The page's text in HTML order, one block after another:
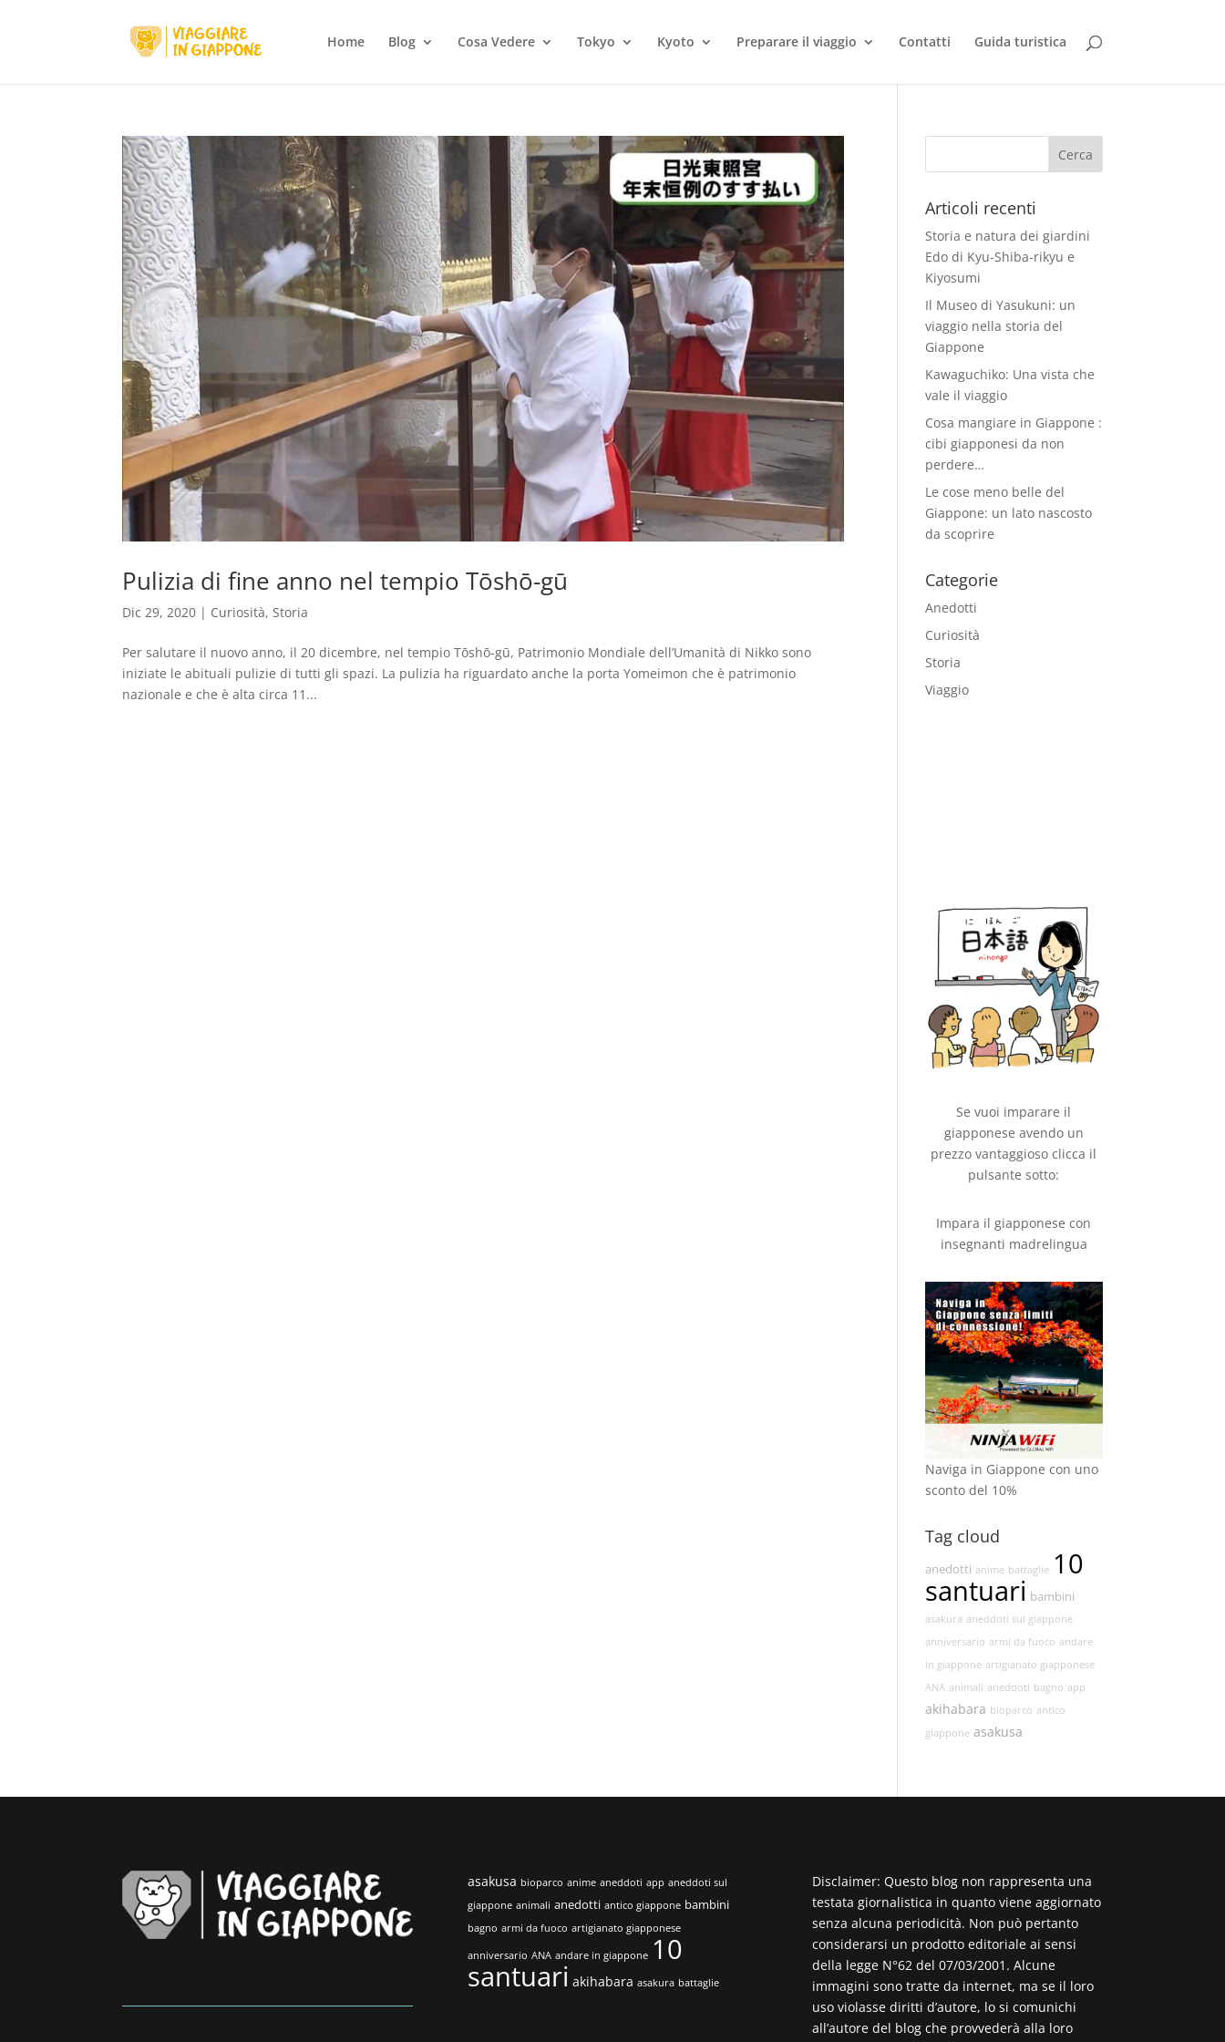
Home Blog Cosa Vedere Tokyo Kyoto Preparare il viaggio Contatti Guida turistica
Pulizia di fine anno nel tempio Tōshō-gū
Dic 29, 2020 | Curiosità,Storia
Per salutare il nuovo anno, il 20 dicembre, nel tempio Tōshō-gū, Patrimonio Mondiale dell’Umanità di Nikko sono
iniziate le abituali pulizie di tutti gli spazi. La pulizia ha riguardato anche la porta Yomeimon che è patrimonio
nazionale e che è alta circa 11...
Articoli recenti
Storia e natura dei giardini
Edo di Kyu-Shiba-rikyu e
Kiyosumi
Il Museo di Yasukuni: un
viaggio nella storia del
Giappone
Kawaguchiko: Una vista che
vale il viaggio
Cosa mangiare in Giappone :
cibi giapponesi da non
perdere…
Le cose meno belle del
Giappone: un lato nascosto
da scoprire
Categorie
Anedotti
Curiosità
Storia
Viaggio
Se vuoi imparare il
giapponese avendo un
prezzo vantaggioso clicca il
pulsante sotto:
Impara il giapponese con
insegnanti madrelingua
Naviga in Giappone con uno
sconto del 10%
Tag cloud
anedotti anime battaglie 10
santuari bambini
asakura aneddoti sul giappone
anniversario armi da fuoco andare
in giappone artigianato giapponese
ANA animali aneddoti bagno app
akihabara bioparco antico
giappone asakusa
asakusa bioparco anime aneddoti app aneddoti sul
giappone animali anedotti antico giappone bambini
bagno armi da fuoco artigianato giapponese
anniversario ANA andare in giappone 10
santuari akihabara asakura battaglie
Disclaimer: Questo blog non rappresenta una
testata giornalistica in quanto viene aggiornato
senza alcuna periodicità. Non può pertanto
considerarsi un prodotto editoriale ai sensi
della legge N°62 del 07/03/2001. Alcune
immagini sono tratte da internet, ma se il loro
uso violasse diritti d’autore, lo si comunichi
all’autore del blog che provvederà alla loro